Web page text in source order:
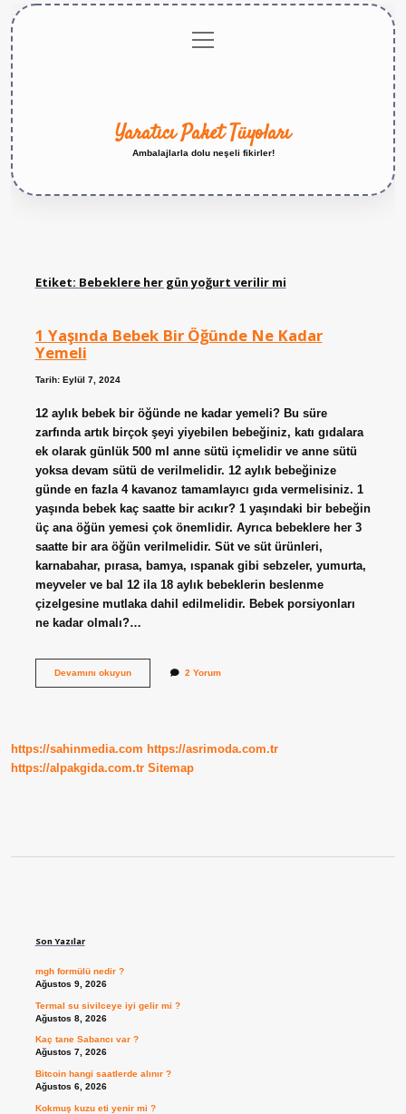
menüyü
aç
Yaratıcı Paket Tüyoları
Ambalajlarla dolu neşeli fikirler!
Etiket: Bebeklere her gün yoğurt verilir mi
1 Yaşında Bebek Bir Öğünde Ne Kadar
Yemeli
Tarih: Eylül 7, 2024
12 aylık bebek bir öğünde ne kadar yemeli? Bu süre
zarfında artık birçok şeyi yiyebilen bebeğiniz, katı gıdalara
ek olarak günlük 500 ml anne sütü içmelidir ve anne sütü
yoksa devam sütü de verilmelidir. 12 aylık bebeğinize
günde en fazla 4 kavanoz tamamlayıcı gıda vermelisiniz. 1
yaşında bebek kaç saatte bir acıkır? 1 yaşındaki bir bebeğin
üç ana öğün yemesi çok önemlidir. Ayrıca bebeklere her 3
saatte bir ara öğün verilmelidir. Süt ve süt ürünleri,
karnabahar, pırasa, bamya, ıspanak gibi sebzeler, yumurta,
meyveler ve bal 12 ila 18 aylık bebeklerin beslenme
çizelgesine mutlaka dahil edilmelidir. Bebek porsiyonları
ne kadar olmalı?…
Devamını okuyun1
Kadar
2 Yorum
https://sahinmedia.com https://asrimoda.com.tr
https://alpakgida.com.tr Sitemap
Son Yazılar
mgh formülü nedir ?
Ağustos 9, 2026
Termal su sivilceye iyi gelir mi ?
Ağustos 8, 2026
Kaç tane Sabancı var ?
Ağustos 7, 2026
Bitcoin hangi saatlerde alınır ?
Ağustos 6, 2026
Kokmuş kuzu eti yenir mi ?